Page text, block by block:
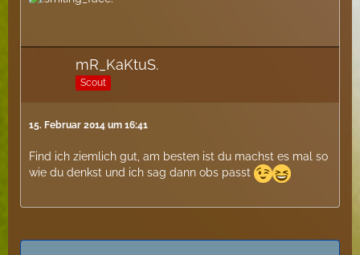
mR_KaKtuS.
Scout
15. Februar 2014 um 16:41
Find ich ziemlich gut, am besten ist du machst es mal so
wie du denkst und ich sag dann obs passt